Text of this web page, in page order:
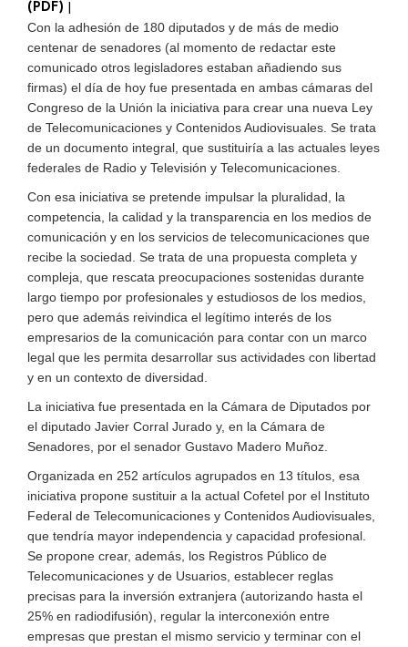
(PDF)
Con la adhesión de 180 diputados y de más de medio
centenar de senadores (al momento de redactar este
comunicado otros legisladores estaban añadiendo sus
firmas) el día de hoy fue presentada en ambas cámaras del
Congreso de la Unión la iniciativa para crear una nueva Ley
de Telecomunicaciones y Contenidos Audiovisuales. Se trata
de un documento integral, que sustituiría a las actuales leyes
federales de Radio y Televisión y Telecomunicaciones.
Con esa iniciativa se pretende impulsar la pluralidad, la
competencia, la calidad y la transparencia en los medios de
comunicación y en los servicios de telecomunicaciones que
recibe la sociedad. Se trata de una propuesta completa y
compleja, que rescata preocupaciones sostenidas durante
largo tiempo por profesionales y estudiosos de los medios,
pero que además reivindica el legítimo interés de los
empresarios de la comunicación para contar con un marco
legal que les permita desarrollar sus actividades con libertad
y en un contexto de diversidad.
La iniciativa fue presentada en la Cámara de Diputados por
el diputado Javier Corral Jurado y, en la Cámara de
Senadores, por el senador Gustavo Madero Muñoz.
Organizada en 252 artículos agrupados en 13 títulos, esa
iniciativa propone sustituir a la actual Cofetel por el Instituto
Federal de Telecomunicaciones y Contenidos Audiovisuales,
que tendría mayor independencia y capacidad profesional.
Se propone crear, además, los Registros Público de
Telecomunicaciones y de Usuarios, establecer reglas
precisas para la inversión extranjera (autorizando hasta el
25% en radiodifusión), regular la interconexión entre
empresas que prestan el mismo servicio y terminar con el